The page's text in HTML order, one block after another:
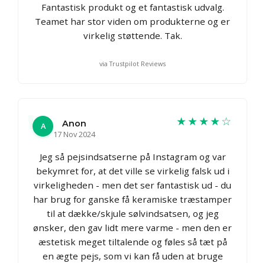
Fantastisk produkt og et fantastisk udvalg.
Teamet har stor viden om produkterne og er
virkelig støttende. Tak.
via Trustpilot Reviews
A
Anon
17 Nov 2024
★★★★☆
Jeg så pejsindsatserne på Instagram og var
bekymret for, at det ville se virkelig falsk ud i
virkeligheden - men det ser fantastisk ud - du
har brug for ganske få keramiske træstamper
til at dække/skjule sølvindsatsen, og jeg
ønsker, den gav lidt mere varme - men den er
æstetisk meget tiltalende og føles så tæt på
en ægte pejs, som vi kan få uden at bruge